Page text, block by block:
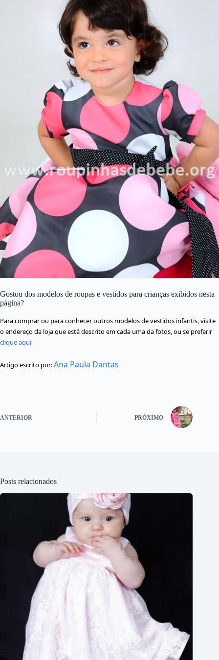
Gostou dos modelos de roupas e vestidos para crianças exibidos nesta
página?
Para comprar ou para conhecer outros modelos de vestidos infantis, visite
o endereço da loja que está descrito em cada uma da fotos, ou se preferir
clique aqui
Artigo escrito por:Ana Paula Dantas
ANTERIOR PRÓXIMO
Posts relacionados